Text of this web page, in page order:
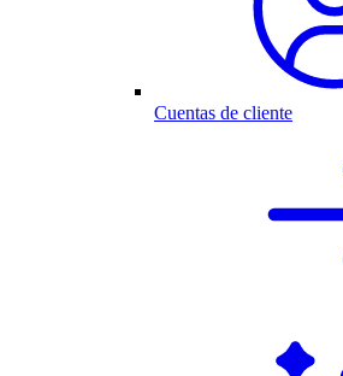
Cuentas de cliente